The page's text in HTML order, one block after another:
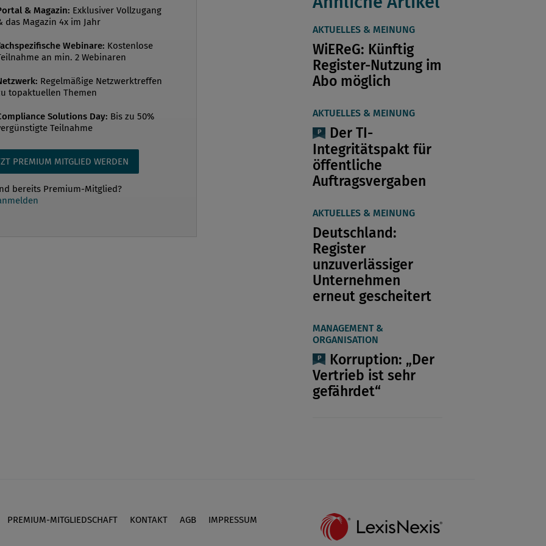
Unternehmers handelt, den Preis
nachzubessern, zeigt
Umstand, dass sich die Institute für
und Bauwirtschaft
Universitäten dieses Themas
und auch die ÖNORM B 2110 als
& Magazin: Exklusiver Vollzugang
das Magazin 4x im Jahr
Webinare: Kostenlose
an min. 2 Webinaren
Regelmäßige Netzwerktreffen
topaktuellen Themen
Solutions Day: Bis zu 50%
Teilnahme
PREMIUM MITGLIED WERDEN
bereits Premium-Mitglied?
AKTUELLES & MEINUNG
WiEReG: Künftig
Register-Nutzung im
Abo möglich
AKTUELLES & MEINUNG
Der TI-
Integritätspakt für
öffentliche
Auftragsvergaben
AKTUELLES & MEINUNG
Deutschland:
Register
unzuverlässiger
Unternehmen
erneut gescheitert
MANAGEMENT &
ORGANISATION
Korruption: „Der
Vertrieb ist sehr
gefährdet“
PREMIUM-MITGLIEDSCHAFT KONTAKT AGB IMPRESSUM